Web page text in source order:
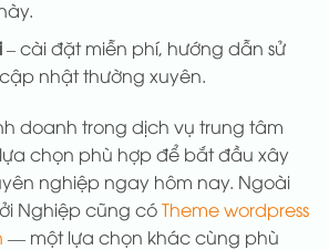
– cài đặt miễn phí, hướng dẫn sử
nhật thường xuyên.
doanh trong dịch vụ trung tâm
chọn phù hợp để bắt đầu xây
nghiệp ngay hôm nay. Ngoài
Nghiệp cũng cóTheme wordpress
— một lựa chọn khác cùng phù